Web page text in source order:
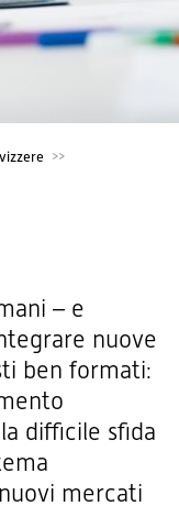
– e
nuove
ben formati:
difficile sfida
mercati